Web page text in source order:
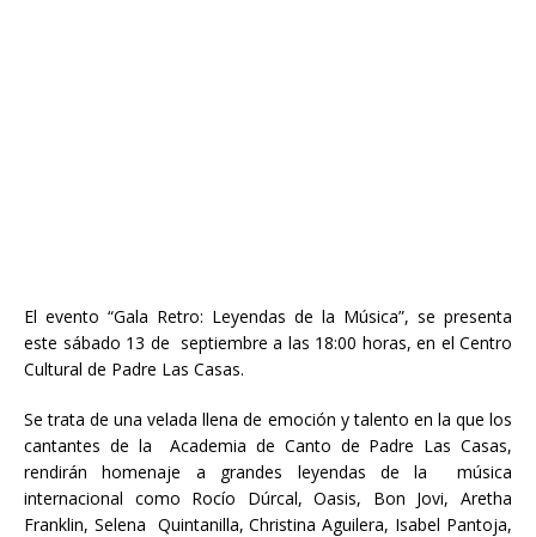
El evento “Gala Retro: Leyendas de la Música”, se presenta
este sábado 13 de septiembre a las 18:00 horas, en el Centro
Cultural de Padre Las Casas.
Se trata de una velada llena de emoción y talento en la que los
cantantes de la Academia de Canto de Padre Las Casas,
rendirán homenaje a grandes leyendas de la música
internacional como Rocío Dúrcal, Oasis, Bon Jovi, Aretha
Franklin, Selena Quintanilla, Christina Aguilera, Isabel Pantoja,